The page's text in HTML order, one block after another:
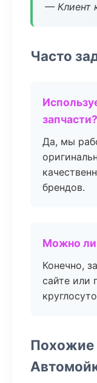
— Клиент
Часто
запчасти?
Да, мы
брендов.
Можно ли
Конечно,
сайте или
Похожие